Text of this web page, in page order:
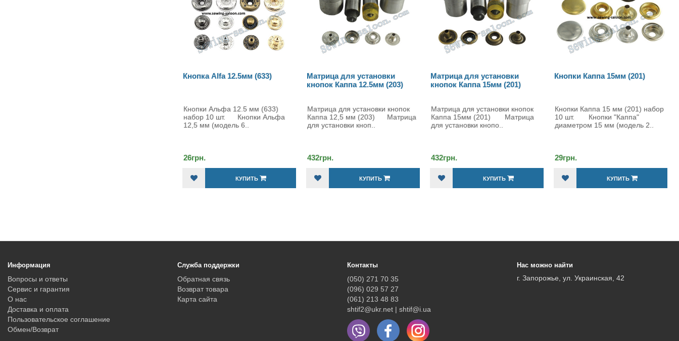
набор 10 шт. Кнопки Альфа
Матрица для установки
Матрица для установки кнопок
Каппа 12,5 мм (203) Матрица
для установки кноп..
КУПИТЬ
Матрица для установки
кнопок Каппа 15мм (201)
Матрица для установки кнопок
Каппа 15мм (201) Матрица
для установки кнопо..
КУПИТЬ
Кнопки Каппа 15мм (201)
Кнопки Каппа 15 мм (201) набор
10 шт. Кнопки "Каппа"
диаметром 15 мм (модель 2..
КУПИТЬ
Комплект кнопок "Каппа"
Комплект кнопок "Каппа"
201 (15 мм), 100 шт. с
приспособлениями Комплект
360грн.
Информация
Вопросы и ответы
Сервис и гарантия
О нас
Доставка и оплата
Пользовательское соглашение
Обмен/Возврат
Служба поддержки
Обратная связь
Возврат товара
Карта сайта
Контакты
(050) 271 70 35
(096) 029 57 27
(061) 213 48 83
shtif2@ukr.net | shtif@i.ua
Нас можно найти
г. Запорожье, ул. Украинская, 42